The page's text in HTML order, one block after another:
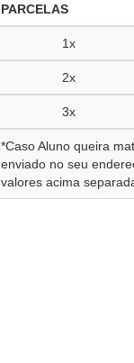
PARCELAS
1x
2x
3x
*Caso Aluno queira
enviado no seu
valores acima